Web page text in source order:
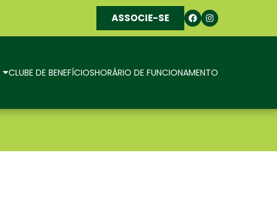
ASSOCIE-SE
CLUBE DE BENEFÍCIOSHORÁRIO DE FUNCIONAMENTO